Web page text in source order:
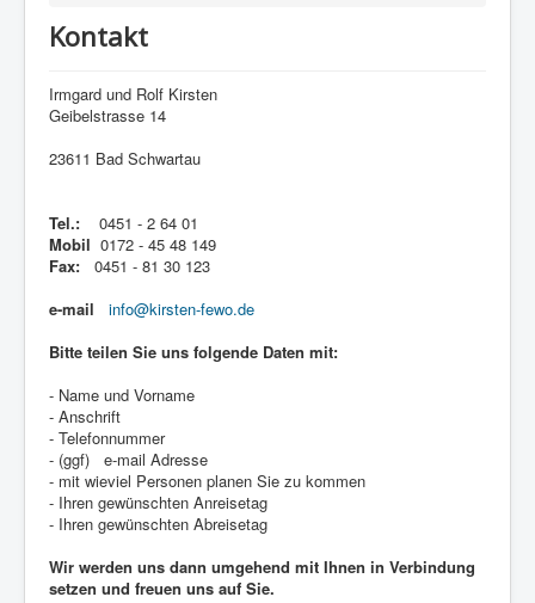
Kontakt
Irmgard und Rolf Kirsten
Geibelstrasse 14
23611 Bad Schwartau
Tel.: 0451 - 2 64 01
Mobil 0172 - 45 48 149
Fax: 0451 - 81 30 123
e-mail
info@kirsten-fewo.de
Bitte teilen Sie uns folgende Daten mit:
- Name und Vorname
- Anschrift
- Telefonnummer
- (ggf) e-mail Adresse
- mit wieviel Personen planen Sie zu kommen
- Ihren gewünschten Anreisetag
- Ihren gewünschten Abreisetag
Wir werden uns dann umgehend mit Ihnen in Verbindung
setzen und freuen uns auf Sie.